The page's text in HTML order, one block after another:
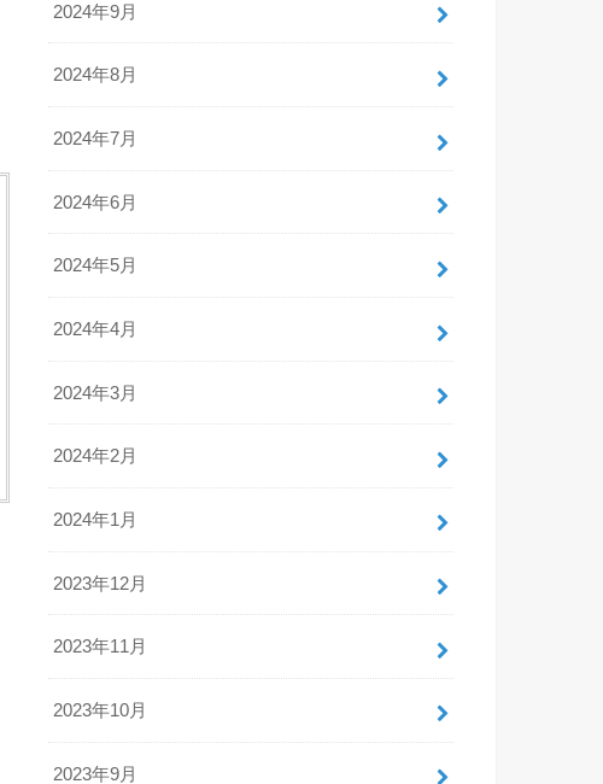
2024年9月
2024年8月
2024年7月
2024年6月
2024年5月
2024年4月
2024年3月
2024年2月
2024年1月
2023年12月
2023年11月
2023年10月
2023年9月